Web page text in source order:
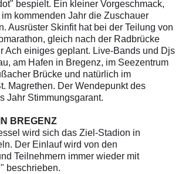
bespielt. Ein kleiner Vorgeschmack,
kommenden Jahr die Zuschauer
Ausrüster Skinfit hat bei der Teilung von
gleich nach der Radbrücke
Ach einiges geplant. Live-Bands und Djs
am Hafen in Bregenz, im Seezentrum
Brücke und natürlich im
Magrethen. Der Wendepunkt des
Jahr Stimmungsgarant.
BREGENZ
wird sich das Ziel-Stadion in
Der Einlauf wird von den
Teilnehmern immer wieder mit
beschrieben.